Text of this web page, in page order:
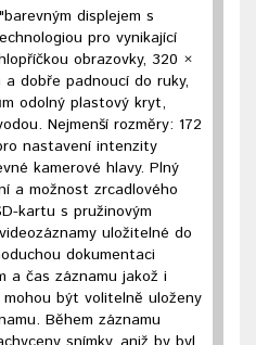
displejem s
pro vynikající
obrazovky, 320 ×
dobře padnoucí do ruky,
odolný plastový kryt,
Nejmenší rozměry: 172
nastavení intenzity
kamerové hlavy. Plný
a možnost zrcadlového
kartu s pružinovým
uložitelné do
dokumentaci
a čas záznamu jakož i
být volitelně uloženy
Během záznamu